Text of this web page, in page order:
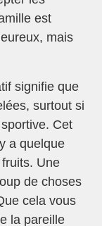
est
mais
signifie que
surtout si
Cet
a quelque
Une
de choses
cela vous
la pareille